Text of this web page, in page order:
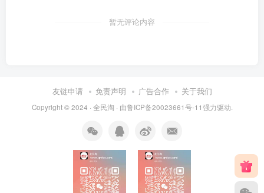
暂无评论内容
友链申请 免责声明 广告合作 关于我们
Copyright © 2024 · 全民淘 · 由鲁ICP备20023661号-11强力驱动.